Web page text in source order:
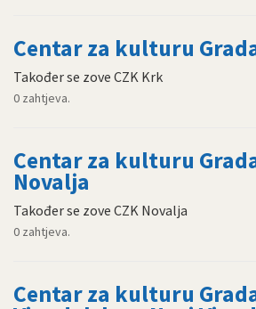
Centar za kulturu
Također se zove CZK Krk
0 zahtjeva.
Centar za kulturu
Novalja
Također se zove CZK Novalja
0 zahtjeva.
Centar za kulturu